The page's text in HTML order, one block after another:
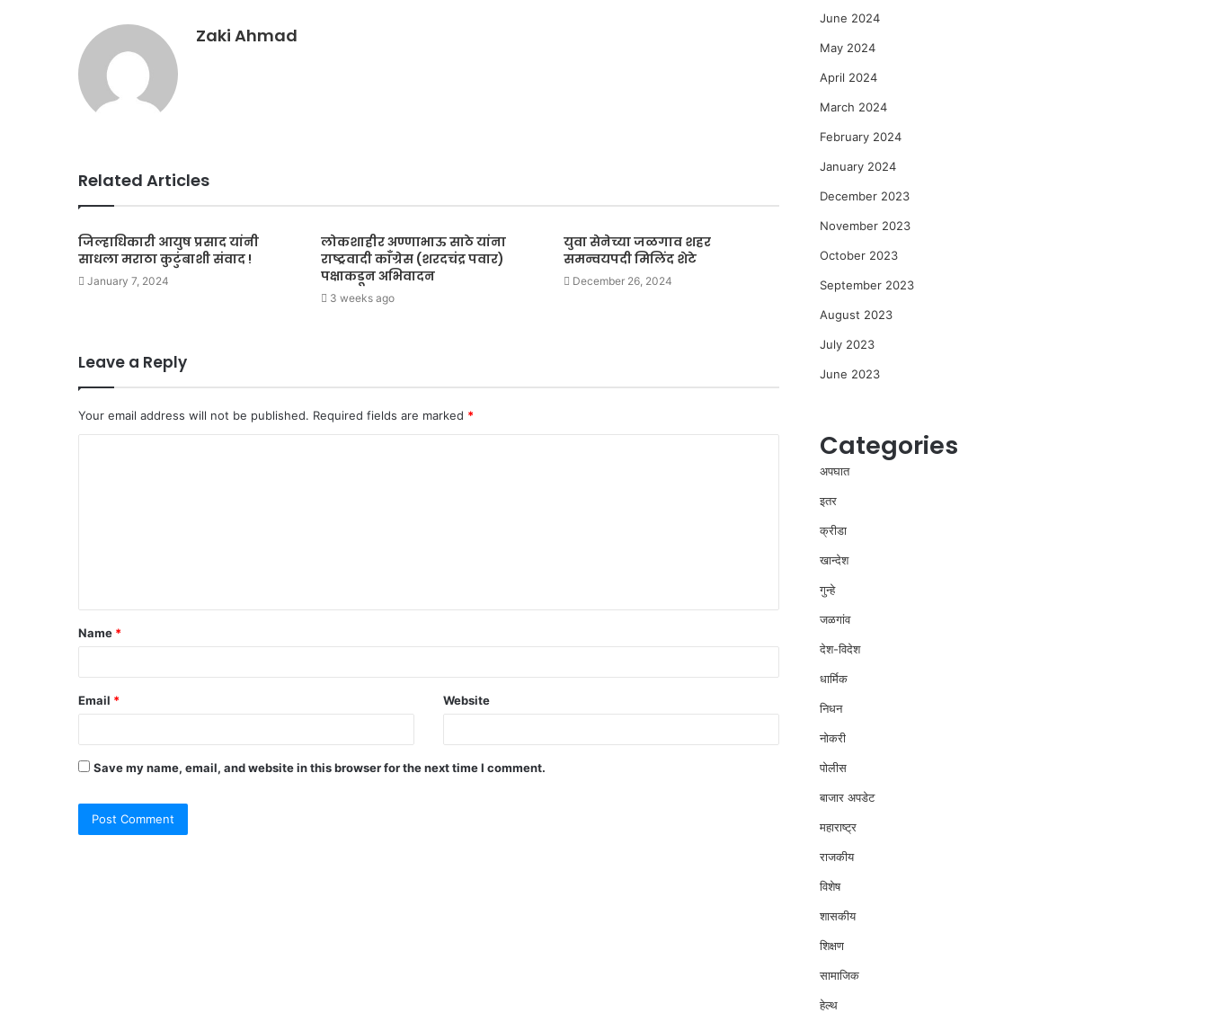
Zaki Ahmad
Related Articles
जिल्हाधिकारी आयुष प्रसाद यांनी
साधला मराठा कुटुंबाशी संवाद !
January 7, 2024
लोकशाहीर अण्णाभाऊ साठे यांना
राष्ट्रवादी काँग्रेस (शरदचंद्र पवार)
पक्षाकडून अभिवादन
3 weeks ago
युवा सेनेच्या जळगाव शहर
समन्वयपदी मिलिंद शेटे
December 26, 2024
Leave a Reply
Your email address will not be published. Required fields are marked *
t
*
Name *
Email * Website
Save my name, email, and website in this browser for the next time I comment.
June 2024
May 2024
April 2024
March 2024
February 2024
January 2024
December 2023
November 2023
October 2023
September 2023
August 2023
July 2023
June 2023
Categories
अपघात
इतर
क्रीडा
खान्देश
गुन्हे
जळगांव
देश-विदेश
धार्मिक
निधन
नोकरी
पोलीस
बाजार अपडेट
महाराष्ट्र
राजकीय
विशेष
शासकीय
शिक्षण
सामाजिक
हेल्थ